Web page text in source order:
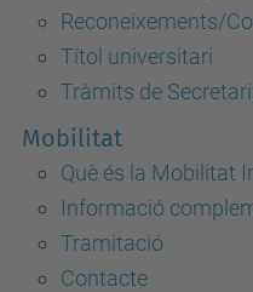
Reconeixements/
Títol universitari
Tràmits de
Mobilitat
Què és la Mobilitat
Informació
Tramitació
Contacte